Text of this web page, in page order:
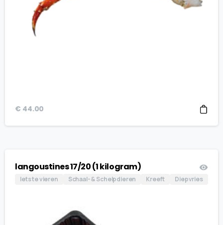
€ 44.00
langoustines 17/20 (1 kilogram)
Iets te vieren Schaal- & Schelpdieren Kreeft Diepvries